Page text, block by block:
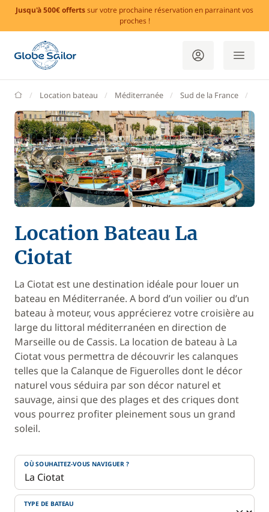
Jusqu'à 500€ offertssur votre prochaine réservation en parrainant vos
proches !
GlobeSailor
Location bateau Méditerranée Sud de la France
Location Bateau La
Ciotat
La Ciotat est une destination idéale pour louer un
bateau en Méditerranée. A bord d’un voilier ou d’un
bateau à moteur, vous apprécierez votre croisière au
large du littoral méditerranéen en direction de
Marseille ou de Cassis. La location de bateau à La
Ciotat vous permettra de découvrir les calanques
telles que la Calanque de Figuerolles dont le décor
naturel vous séduira par son décor naturel et
sauvage, ainsi que des plages et des criques dont
vous pourrez profiter pleinement sous un grand
soleil.
OÙ SOUHAITEZ-VOUS NAVIGUER ?
TYPE DE BATEAU